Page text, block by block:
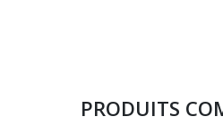
PRODUITS